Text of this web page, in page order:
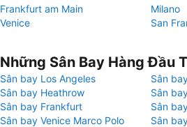
Frankfurt am Main
Milano
Venice
San
Những Sân Bay Hàng Đầu
Sân bay Los Angeles
Sân
Sân bay Heathrow
Sân
Sân bay Frankfurt
Sân
Sân bay Venice Marco Polo
Sân